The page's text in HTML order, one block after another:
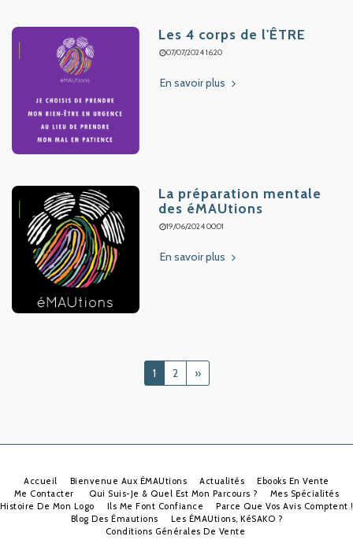
Les 4 corps de l'ÊTRE
07/07/2024 16:20
En savoir plus
La préparation mentale
des éMAUtions
19/06/2024 00:01
En savoir plus
1 2 »
Accueil Bienvenue Aux ÉMAUtions Actualités
Ebooks En Vente
Me Contacter
Qui Suis-Je & Quel Est Mon Parcours ?
Mes Spécialités
Histoire De Mon Logo
Ils Me Font Confiance
Parce Que Vos Avis Comptent !
Blog Des Émautions
Les ÉMAUtions, KéSAKO ?
Conditions Générales De Vente